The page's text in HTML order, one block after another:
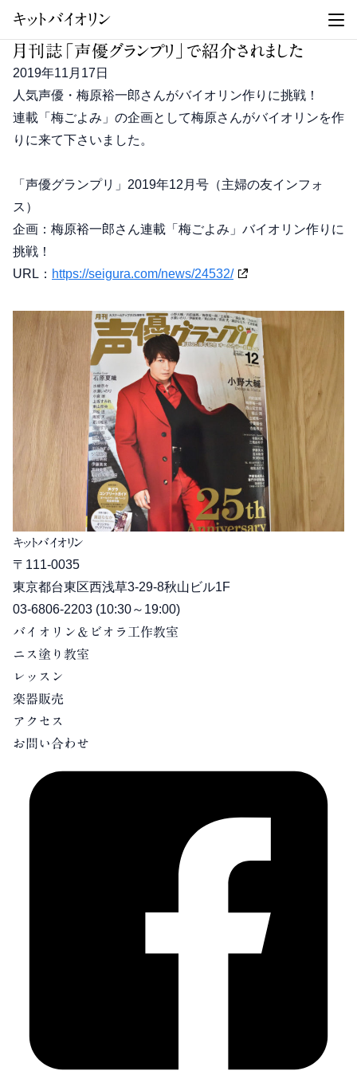
キットバイオリン
月刊誌「声優グランプリ」で紹介されました
2019年11月17日
人気声優・梅原裕一郎さんがバイオリン作りに挑戦！
連載「梅ごよみ」の企画として梅原さんがバイオリンを作
りに来て下さいました。
「声優グランプリ」2019年12月号（主婦の友インフォ
ス）
企画：梅原裕一郎さん連載「梅ごよみ」バイオリン作りに
挑戦！
URL： https://seigura.com/news/24532/
キットバイオリン
〒111-0035
東京都台東区西浅草3-29-8秋山ビル1F
03-6806-2203 (10:30～19:00)
バイオリン＆ビオラ工作教室
ニス塗り教室
レッスン
楽器販売
アクセス
お問い合わせ